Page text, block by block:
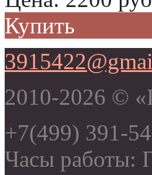
Купить
2010-2026 ©
+7(499) 391-
Часы работы: